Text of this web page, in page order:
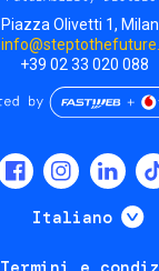
Piazza Olivetti 1,
+39 02 33 020 088
Italiano